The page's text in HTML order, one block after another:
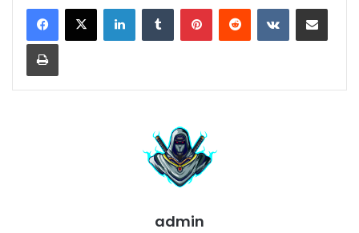
LinkedInTumblr PinterestReddit VKontakteShare via Email
Print
admin